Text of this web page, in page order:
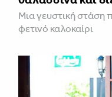
Μια γευστική στάση
φετινό καλοκαίρι